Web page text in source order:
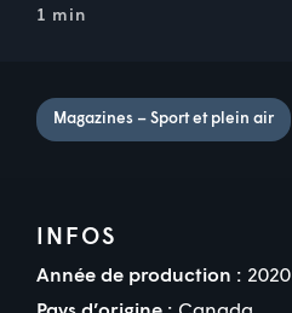
1 min
Magazines – Sport et plein air
INFOS
Année de production : 2020